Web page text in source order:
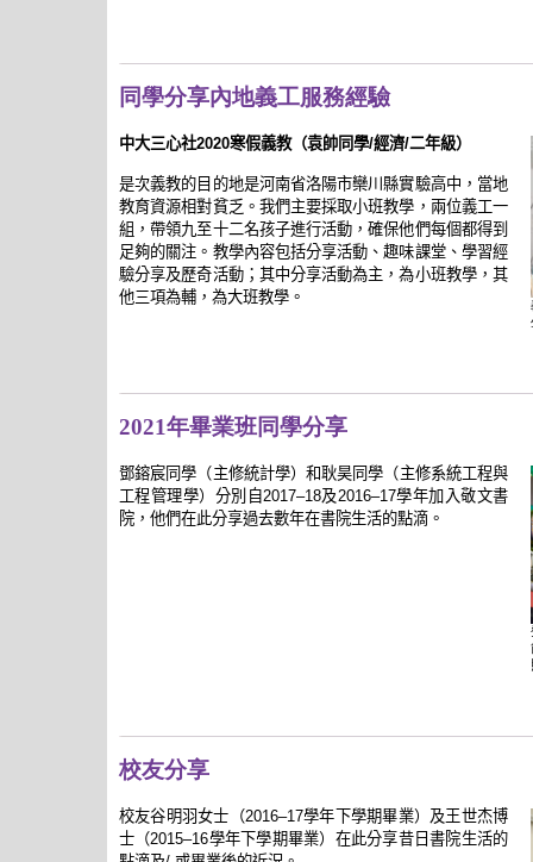
同學分享內地義工服務經驗
中大三心社2020寒假義教（袁帥同學/經濟/二年級）
是次義教的目的地是河南省洛陽市欒川縣實驗高中，當地
教育資源相對貧乏。我們主要採取小班教學，兩位義工一
組，帶領九至十二名孩子進行活動，確保他們每個都得到
足夠的關注。教學內容包括分享活動、趣味課堂、學習經
驗分享及歷奇活動；其中分享活動為主，為小班教學，其
他三項為輔，為大班教學。
2021年畢業班同學分享
鄧鎔宸同學（主修統計學）和耿昊同學（主修系統工程與
工程管理學）分別自2017–18及2016–17學年加入敬文書
院，他們在此分享過去數年在書院生活的點滴。
校友分享
校友谷明羽女士（2016–17學年下學期畢業）及王世杰博
士（2015–16學年下學期畢業）在此分享昔日書院生活的